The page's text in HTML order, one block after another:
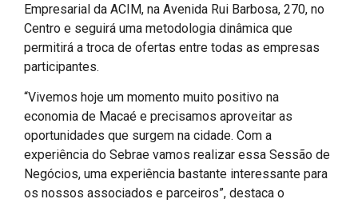
Empresarial da ACIM, na Avenida Rui Barbosa, 270, no
Centro e seguirá uma metodologia dinâmica que
permitirá a troca de ofertas entre todas as empresas
participantes.
“Vivemos hoje um momento muito positivo na
economia de Macaé e precisamos aproveitar as
oportunidades que surgem na cidade. Com a
experiência do Sebrae vamos realizar essa Sessão de
Negócios, uma experiência bastante interessante para
os nossos associados e parceiros”, destaca o